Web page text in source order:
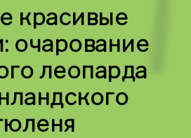
красивые
очарование
леопарда